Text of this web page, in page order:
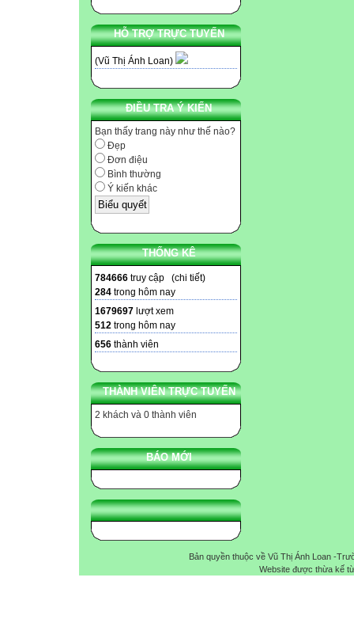
HỖ TRỢ TRỰC TUYẾN
(Vũ Thị Ánh Loan)
ĐIỀU TRA Ý KIẾN
Bạn thấy trang này như thế nào?
Đẹp
Đơn điệu
Bình thường
Ý kiến khác
THỐNG KÊ
784666 truy cập (chi tiết)
284 trong hôm nay
1679697 lượt xem
512 trong hôm nay
656 thành viên
THÀNH VIÊN TRỰC TUYẾN
2 khách và 0 thành viên
BÁO MỚI
Bản quyền thuộc về Vũ Thị Ánh Loan -
Website được thừa kế